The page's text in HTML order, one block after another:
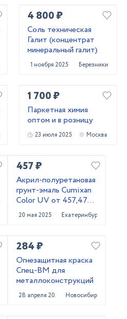
4 800 ₽
Соль техническая
Галит (концентрат
минеральный галит)
1 ноября 2025 Березники
1 700 ₽
Паркетная химия
оптом и в розницу
23 июля 2025 Москва
457 ₽
Акрил-полуретановая
грунт-эмаль Cumixan
Color UV от 457,47
рублей
20 мая 2025 Екатеринбург
284 ₽
Огнезащитная краска
Спец-ВМ для
металлоконструкций
28 апреля 2025 Новосибирск